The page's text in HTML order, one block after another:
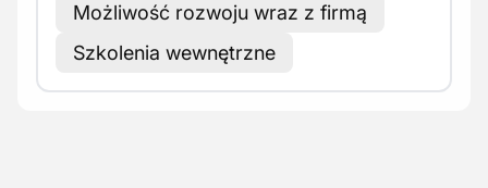
Możliwość rozwoju wraz z firmą
Szkolenia wewnętrzne